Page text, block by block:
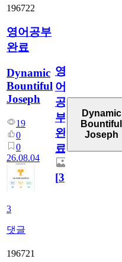
196722
영어공부
완료
Dynamic
Bountiful
Joseph
19
0
0
26.08.04
3
댓글
영
어
공
부
완
료
[3]
Dynamic
Bountiful
Joseph
196721